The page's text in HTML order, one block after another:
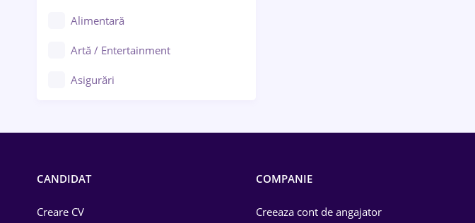
Alimentară
Artă / Entertainment
Asigurări
CANDIDAT
Creare CV
COMPANIE
Creeaza cont de angajator